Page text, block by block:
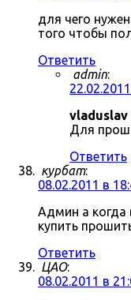
для чего
того чтобы
Ответить
admin:
vladuslav
Для
Ответить
курбат:
08.02.2011 в
Админ а когда
купить
Ответить
ЦАО:
08.02.2011 в